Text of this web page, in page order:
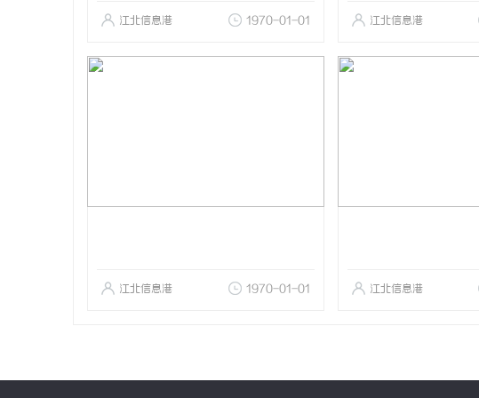
江北信息港 1970-01-01 江北信息港
江北信息港 1970-01-01 江北信息港